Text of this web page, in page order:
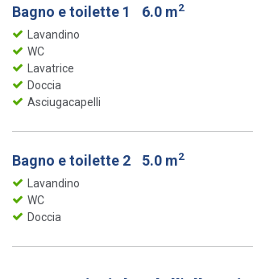
Bagno e toilette 1 6.0 m2
Lavandino
WC
Lavatrice
Doccia
Asciugacapelli
Bagno e toilette 2 5.0 m2
Lavandino
WC
Doccia